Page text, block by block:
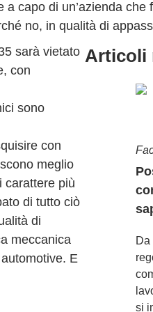
capo di un’azienda
no, in qualità di
sarà vietato
con
sono
con
meglio
carattere più
di tutto ciò
di
meccanica
E
Articoli
si